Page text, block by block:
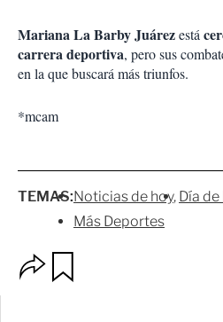
Mariana La Barby Juárezestá
carrera deportiva, pero sus
en la que buscará más triunfos.
*mcam
TEMAS:Noticias de hoy Día
Más Deportes
p